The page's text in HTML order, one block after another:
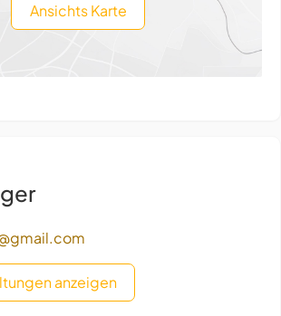
Ansichts Karte
anzeigen